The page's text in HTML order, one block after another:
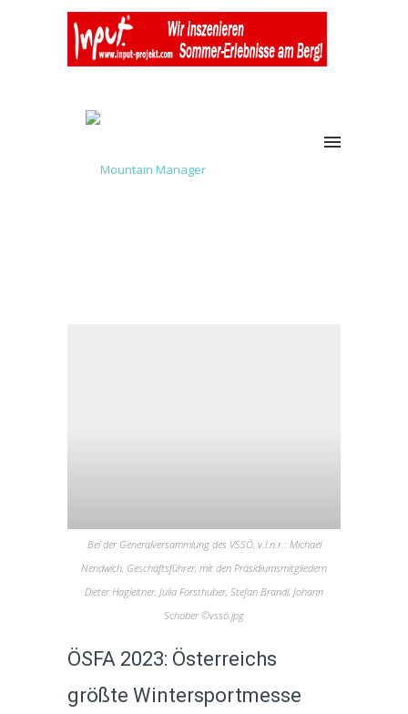
Bei der Generalversammlung des VSSÖ, v.l.n.r.: Michael
Nendwich, Geschäftsführer, mit den Präsidiumsmitgliedern
Dieter Hagleitner, Julia Forsthuber, Stefan Brandl, Johann
Schober ©vssö.jpg
ÖSFA 2023: Österreichs
größte Wintersportmesse